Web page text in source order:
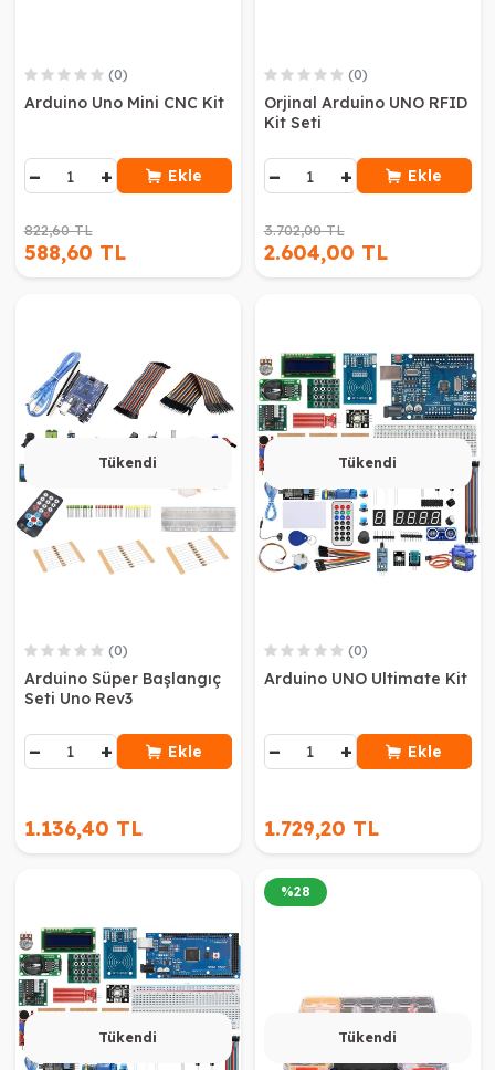
(0)
Arduino Uno Mini CNC Kit
− + Ekle
822,60 TL
588,60 TL
(0)
Orjinal Arduino UNO RFID
Kit Seti
− + Ekle
3.702,00 TL
2.604,00 TL
Tükendi
(0)
Arduino Süper Başlangıç
Seti Uno Rev3
− + Ekle
1.136,40 TL
Tükendi
(0)
Arduino UNO Ultimate Kit
− + Ekle
1.729,20 TL
Tükendi Tükendi
%28